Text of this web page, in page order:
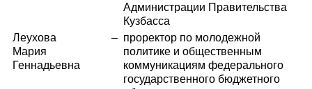
Администрации Правительства
Кузбасса
Леухова
Мария
Геннадьевна
– проректор по молодежной
политике и общественным
коммуникациям федерального
государственного бюджетного